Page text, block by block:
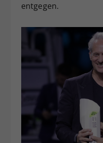
entgegen.